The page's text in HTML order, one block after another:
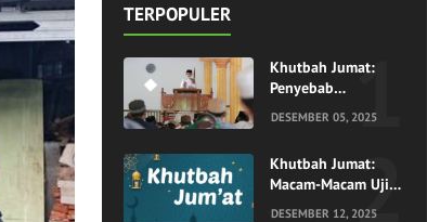
TERPOPULER
Khutbah Jumat:
Penyebab
Datangnya Bencana
DESEMBER 05, 2025
Khutbah Jumat:
Macam-Macam Ujian
Menurut Al-Quran
DESEMBER 12, 2025